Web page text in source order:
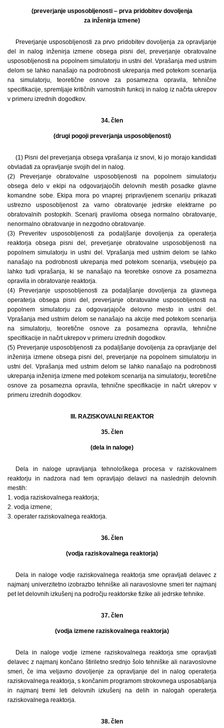
(preverjanje usposobljenosti – prva pridobitev dovoljenja
za inženirja izmene)
Preverjanje usposobljenosti za prvo pridobitev dovoljenja za opravljanje
del in nalog inženirja izmene obsega pisni del, preverjanje obratovalne
usposobljenosti na popolnem simulatorju in ustni del. Vprašanja med ustnim
delom se lahko nanašajo na podrobnosti ukrepanja med potekom scenarija
na simulatorju, teoretične osnove za posamezna opravila, tehnične
specifikacije, spremljaje kritičnih varnostnih funkcij in nalog iz načrta ukrepov
v primeru izrednih dogodkov.
34. člen
(drugi pogoji preverjanja usposobljenosti)
(1) Pisni del preverjanja obsega vprašanja iz snovi, ki jo morajo kandidati
obvladati za opravljanje svojih del in nalog.
(2) Preverjanje obratovalne usposobljenosti na popolnem simulatorju
obsega delo v ekipi na odgovarjajočih delovnih mestih posadke glavne
komandne sobe. Ekipa mora po vnaprej pripravljenem scenariju prikazati
ustrezno usposobljenost za varno obratovanje jedrske elektrarne po
obratovalnih postopkih. Scenarij praviloma obsega normalno obratovanje,
nenormalno obratovanje in nezgodno obratovanje.
(3) Preveritev usposobljenosti za podaljšanje dovoljenja za operaterja
reaktorja obsega pisni del, preverjanje obratovalne usposobljenosti na
popolnem simulatorju in ustni del. Vprašanja med ustnim delom se lahko
nanašajo na podrobnosti ukrepanja med potekom scenarija, vsebujejo pa
lahko tudi vprašanja, ki se nanašajo na teoretske osnove za posamezna
opravila in obratovanje reaktorja.
(4) Preverjanje usposobljenosti za podaljšanje dovoljenja za glavnega
operaterja obsega pisni del, preverjanje obratovalne usposobljenosti na
popolnem simulatorju za odgovarjajoče delovno mesto in ustni del.
Vprašanja med ustnim delom se nanašajo na akcije med potekom scenarija
na simulatorju, teoretične osnove za posamezna opravila, tehnične
specifikacije in načrt ukrepov v primeru izrednih dogodkov.
(5) Preverjanje usposobljenosti za podaljšanje dovoljenja za opravljanje del
inženirja izmene obsega pisni del, preverjanje na popolnem simulatorju in
ustni del. Vprašanja med ustnim delom se lahko nanašajo na podrobnosti
ukrepanja inženirja izmene med potekom scenarija na simulatorju, teoretične
osnove za posamezna opravila, tehnične specifikacije in načrt ukrepov v
primeru izrednih dogodkov.
III. RAZISKOVALNI REAKTOR
35. člen
(dela in naloge)
Dela in naloge upravljanja tehnološkega procesa v raziskovalnem
reaktorju in nadzora nad tem opravljajo delavci na naslednjih delovnih
mestih:
1. vodja raziskovalnega reaktorja;
2. vodja izmene;
3. operater raziskovalnega reaktorja.
36. člen
(vodja raziskovalnega reaktorja)
Dela in naloge vodje raziskovalnega reaktorja sme opravljati delavec z
najmanj univerzitetno izobrazbo tehniške ali naravoslovne smeri ter najmanj
pet let delovnih izkušenj na področju reaktorske fizike ali jedrske tehnike.
37. člen
(vodja izmene raziskovalnega reaktorja)
Dela in naloge vodje izmene raziskovalnega reaktorja sme opravljati
delavec z najmanj končano štiriletno srednjo šolo tehniške ali naravoslovne
smeri, če ima veljavno dovoljenje za opravljanje del in nalog operaterja
raziskovalnega reaktorja, s končanim programom strokovnega usposabljanja
in najmanj tremi leti delovnih izkušenj na delih in nalogah operaterja
raziskovalnega reaktorja.
38. člen